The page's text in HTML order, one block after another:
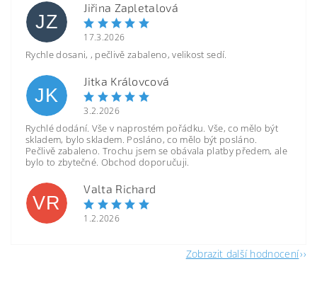
JZ
Jiřina Zapletalová
17.3.2026
Rychle dosani, , pečlivě zabaleno, velikost sedí.
JK
Jitka Královcová
3.2.2026
Rychlé dodání. Vše v naprostém pořádku. Vše, co mělo být
skladem, bylo skladem. Posláno, co mělo být posláno.
Pečlivě zabaleno. Trochu jsem se obávala platby předem, ale
bylo to zbytečné. Obchod doporučuji.
VR
Valta Richard
1.2.2026
Zobrazit další hodnocení